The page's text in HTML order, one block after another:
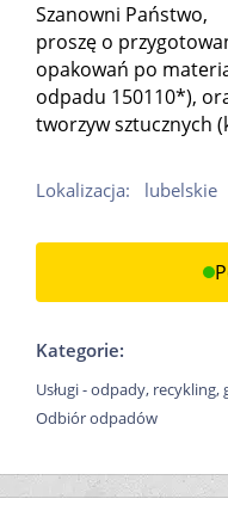
Szanowni Państwo,
proszę o
opakowań po
odpadu 150110*),
tworzyw sztucznych
Lokalizacja: lubelskie
Kategorie:
Usługi - odpady, recykling,
Odbiór odpadów